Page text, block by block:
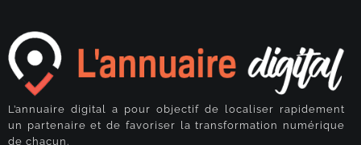
L’annuaire digital a pour objectif de localiser rapidement
un partenaire et de favoriser la transformation numérique
de chacun.